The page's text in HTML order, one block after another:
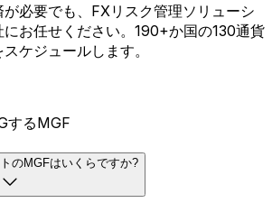
必要でも、FXリスク管理ソリューシ
にお任せください。190+か国の130通貨
ケジュールします。
するMGF
のMGFはいくらですか?